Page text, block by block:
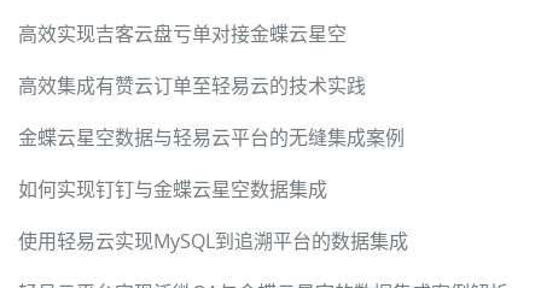
高效实现吉客云盘亏单对接金蝶云星空
高效集成有赞云订单至轻易云的技术实践
金蝶云星空数据与轻易云平台的无缝集成案例
如何实现钉钉与金蝶云星空数据集成
使用轻易云实现MySQL到追溯平台的数据集成